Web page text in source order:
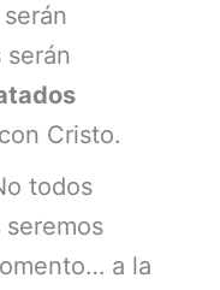
serán
Cristo.
todos
a la